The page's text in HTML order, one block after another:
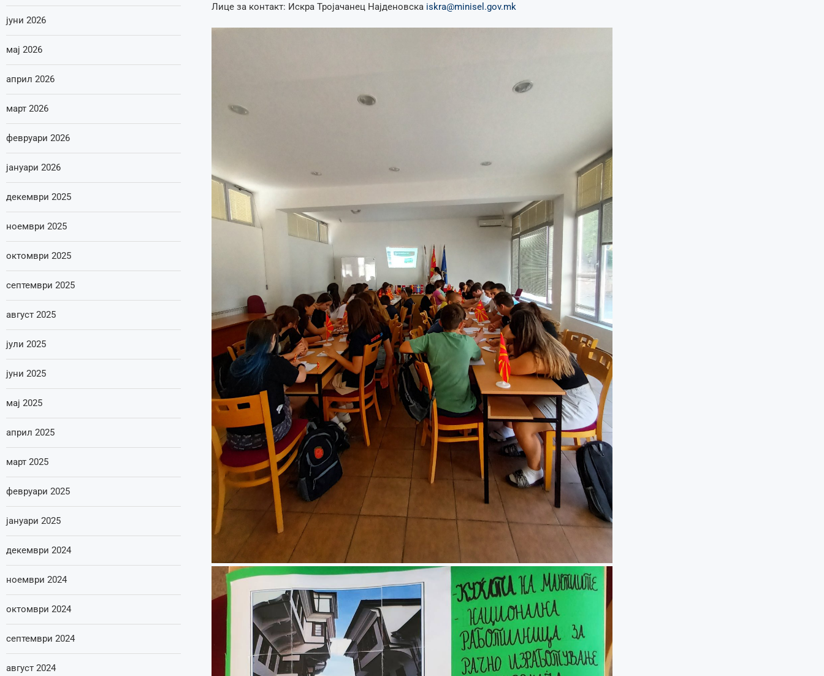
Лице за контакт: Искра Тројачанец Најденовска iskra@minisel.gov.mk
јуни 2026
мај 2026
април 2026
март 2026
февруари 2026
јануари 2026
декември 2025
ноември 2025
октомври 2025
септември 2025
август 2025
јули 2025
јуни 2025
мај 2025
април 2025
март 2025
февруари 2025
јануари 2025
декември 2024
ноември 2024
октомври 2024
септември 2024
август 2024